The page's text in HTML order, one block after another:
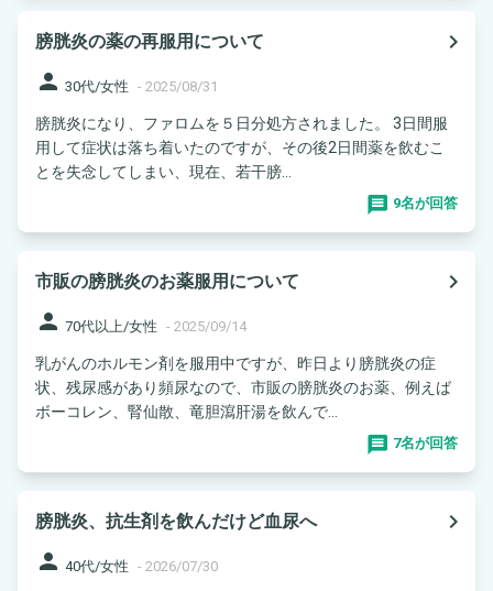
膀胱炎の薬の再服用について
navigate_next
person 30代/女性 - 2025/08/31
膀胱炎になり、ファロムを５日分処方されました。 3日間服
用して症状は落ち着いたのですが、その後2日間薬を飲むこ
とを失念してしまい、現在、若干膀...
9名が回答
市販の膀胱炎のお薬服用について
navigate_next
person 70代以上/女性 - 2025/09/14
乳がんのホルモン剤を服用中ですが、昨日より膀胱炎の症
状、残尿感があり頻尿なので、市販の膀胱炎のお薬、例えば
ボーコレン、腎仙散、竜胆瀉肝湯を飲んで...
7名が回答
膀胱炎、抗生剤を飲んだけど血尿へ
navigate_next
person 40代/女性 - 2026/07/30